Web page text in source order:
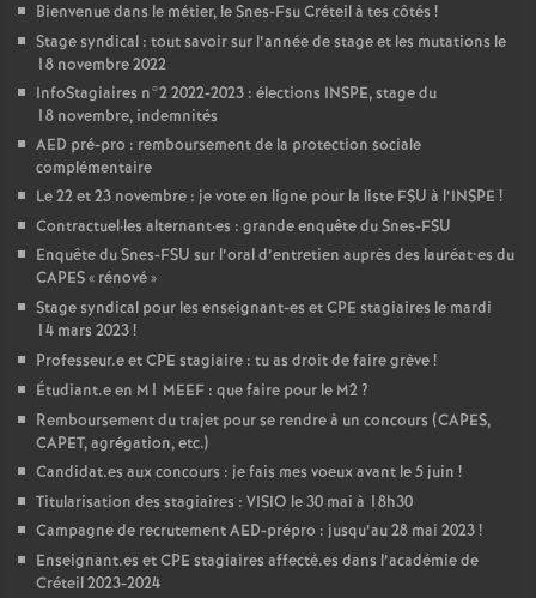
Bienvenue dans le métier, le Snes-Fsu Créteil à tes côtés !
Stage syndical : tout savoir sur l’année de stage et les mutations le
18 novembre 2022
InfoStagiaires n°2 2022-2023 : élections INSPE, stage du
18 novembre, indemnités
AED pré-pro : remboursement de la protection sociale
complémentaire
Le 22 et 23 novembre : je vote en ligne pour la liste FSU à l’INSPE !
Contractuel·les alternant·es : grande enquête du Snes-FSU
Enquête du Snes-FSU sur l’oral d’entretien auprès des lauréat•es du
CAPES« rénové»
Stage syndical pour les enseignant-es etCPE stagiaires le mardi
14 mars 2023!
Professeur.e etCPE stagiaire : tu as droit de faire grève!
Étudiant.e en M1 MEEF : que faire pour le M2?
Remboursement du trajet pour se rendre à un concours (CAPES,
CAPET, agrégation, etc.)
Candidat.es aux concours : je fais mes voeux avant le 5 juin !
Titularisation des stagiaires : VISIO le 30 mai à 18h30
Campagne de recrutementAED-prépro : jusqu’au 28 mai 2023!
Enseignant.es etCPE stagiaires affecté.es dans l’académie de
Créteil 2023-2024